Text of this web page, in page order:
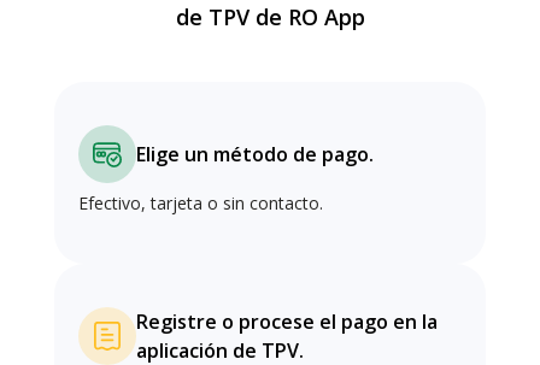
de TPV de RO App
Elige un método de pago.
Efectivo, tarjeta o sin contacto.
Registre o procese el pago en la
aplicación de TPV.